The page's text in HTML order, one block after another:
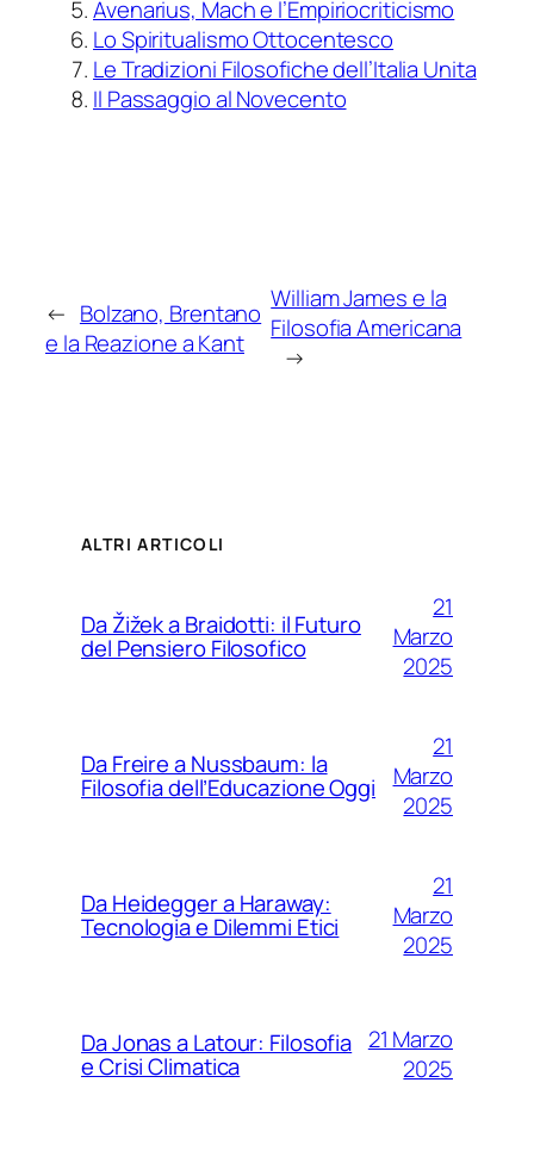
Avenarius, Mach e l’Empiriocriticismo
Lo Spiritualismo Ottocentesco
Le Tradizioni Filosofiche dell’Italia Unita
Il Passaggio al Novecento
← Bolzano, Brentano
e la Reazione a Kant
William James e la
Filosofia Americana
→
ALTRI ARTICOLI
Da Žižek a Braidotti: il Futuro
del Pensiero Filosofico
21
Marzo
2025
Da Freire a Nussbaum: la
Filosofia dell’Educazione Oggi
21
Marzo
2025
Da Heidegger a Haraway:
Tecnologia e Dilemmi Etici
21
Marzo
2025
Da Jonas a Latour: Filosofia
e Crisi Climatica
21 Marzo
2025